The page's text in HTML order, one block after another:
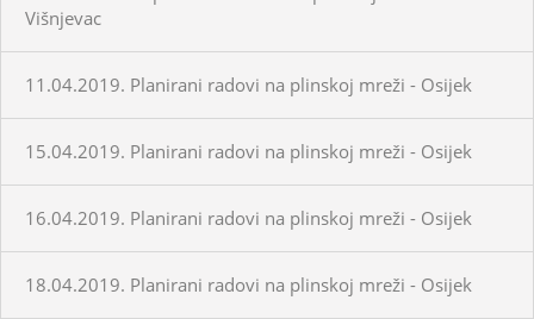
Višnjevac
11.04.2019. Planirani radovi na plinskoj mreži - Osijek
15.04.2019. Planirani radovi na plinskoj mreži - Osijek
16.04.2019. Planirani radovi na plinskoj mreži - Osijek
18.04.2019. Planirani radovi na plinskoj mreži - Osijek